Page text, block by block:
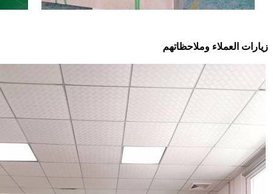
زيارات العملاء وملاحظاتهم